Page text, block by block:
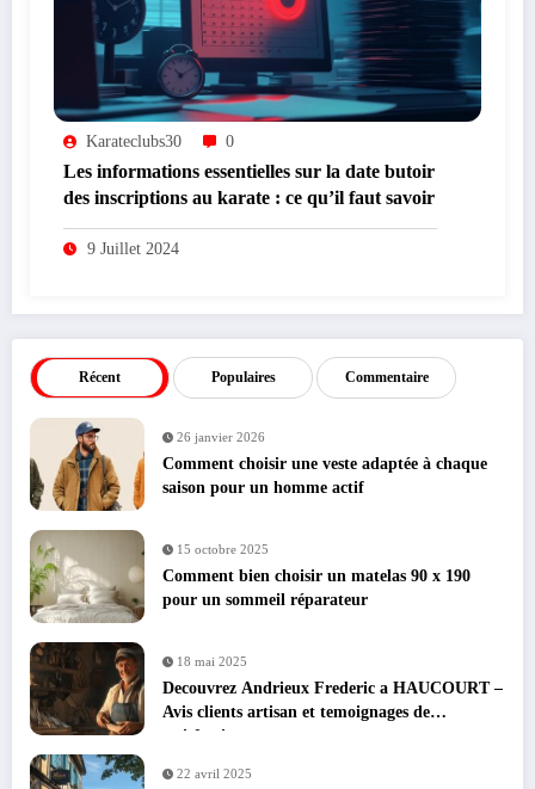
Karateclubs30 0
Les informations essentielles sur la date butoir
des inscriptions au karate : ce qu’il faut savoir
9 Juillet 2024
Récent Populaires Commentaire
26 janvier 2026
Comment choisir une veste adaptée à chaque
saison pour un homme actif
15 octobre 2025
Comment bien choisir un matelas 90 x 190
pour un sommeil réparateur
18 mai 2025
Decouvrez Andrieux Frederic a HAUCOURT –
Avis clients artisan et temoignages de
satisfaction
22 avril 2025